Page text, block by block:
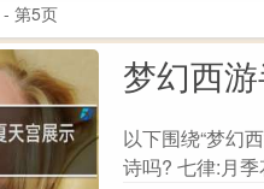
- 第5页
梦幻西
以下围绕“梦幻
诗吗? 七律:月